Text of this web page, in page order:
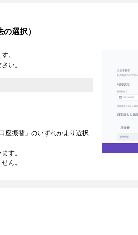
選択）
。
い。
座振替」のいずれかより選択
す。
ん。